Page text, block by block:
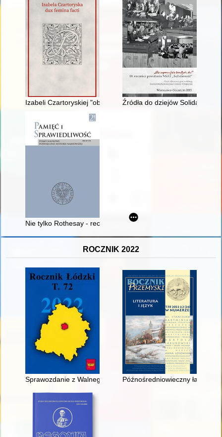
Izabeli Czartoryskiej "obraz przeszłości, który by przemawiał
Źródła do dziejów Solidarności
Nie tylko Rothesay - recenzja]
ROCZNIK 2022
Sprawozdanie z Walnego Zgromadzenia Delegatów
Późnośredniowieczny